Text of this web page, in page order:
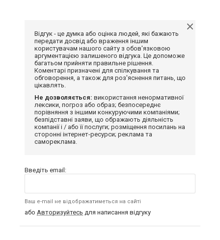
Відгук - це думка або оцінка людей, які бажають
передати досвід або враження іншим
користувачам нашого сайту з обов'язковою
аргументацією залишеного відгука. Це допоможе
багатьом прийняти правильне рішення.
Коментарі призначені для спілкування та
обговорення, а також для роз'яснення питань, що
цікавлять.
Не дозволяється: використання ненормативної
лексики, погроз або образ; безпосереднє
порівняння з іншими конкуруючими компаніями;
безпідставні заяви, що ображають діяльність
компанії і / або її послуги; розміщення посилань на
сторонні інтернет-ресурси; реклама та
самореклама.
Введіть email:
Ваш e-mail не відображатиметься на сайті
або Авторизуйтесь для написання відгуку